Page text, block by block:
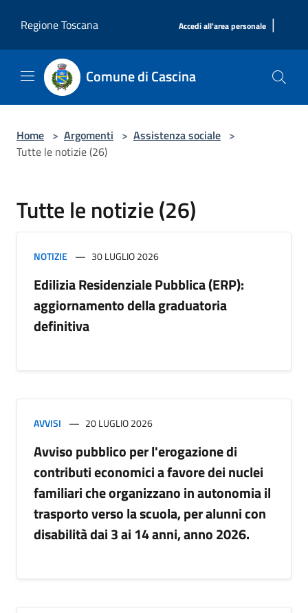
Regione Toscana
Accedi all'area personale |
Comune di Cascina
Home > Argomenti > Assistenza sociale >
Tutte le notizie (26)
Tutte le notizie (26)
NOTIZIE 30 LUGLIO 2026
Edilizia Residenziale Pubblica (ERP):
aggiornamento della graduatoria
definitiva
AVVISI 20 LUGLIO 2026
Avviso pubblico per l'erogazione di
contributi economici a favore dei nuclei
familiari che organizzano in autonomia il
trasporto verso la scuola, per alunni con
disabilità dai 3 ai 14 anni, anno 2026.